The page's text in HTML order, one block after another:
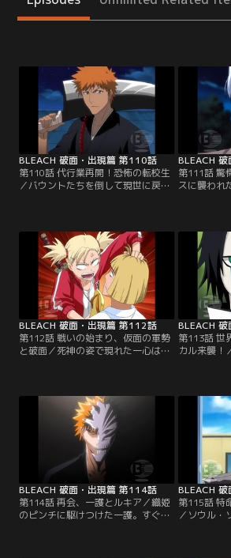
BLEACH 破面・出現篇 第110話
第110話 代行業再開！恐怖の転校生
／バウントたちを倒して現世に戻っ
クラスに、転校生「平子真子（ひら
こしんじ）」が現れる。平子は、一
護に対して妙に馴れ馴れしい態度で
接してくる。その晩、いつものよう
にホロウを退治していた一護の前
に…。【提供：バンダイチャンネ
BLEACH
第111話 驚
スに襲われ
ば今後死神
え」と言う
っていたコ
ドフィッシ
た。必死
【提供：
BLEACH 破面・出現篇 第112話
第112話 戦いの始まり、仮面の軍勢
と破面／死神の姿で現れた一心は、
ホロウと接触した藍染が「破面（ア
ランカル）」を作り出そうとしてい
ることを察知した一心と浦原は、平
子たち「仮面の軍勢（ヴァイザー
ド）」の動向もにらみつつ対策を講
じなければならないと考えていた。
【提供：バンダイチャンネル】
BLEACH
第113話 世
カル来襲！
うことに恐
ウル・ソサ
は、空座町
る事を感知
よって送り
だった。【
BLEACH 破面・出現篇 第114話
第114話 再会、一護とルキア／織姫
のピンチに駆けつけた一護。すぐさ
BLEACH
第115話 特
／ソウル・